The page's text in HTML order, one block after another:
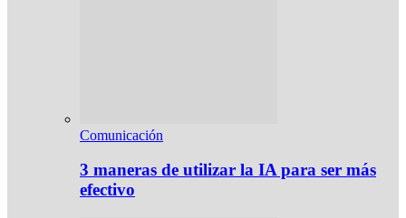
Comunicación
3 maneras de utilizar la IA para ser más
efectivo